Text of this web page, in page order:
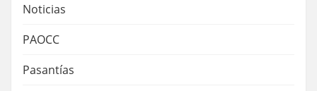
Noticias
PAOCC
Pasantías